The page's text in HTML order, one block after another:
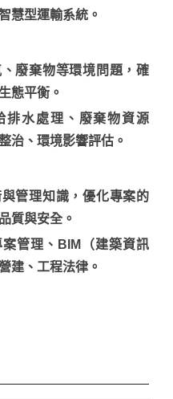
慧型運輸系統。
廢棄物等環境問題，確
態平衡。
排水處理、廢棄物資源
治、環境影響評估。
管理知識，優化專案的
質與安全。
案管理、BIM（建築資訊
建、工程法律。